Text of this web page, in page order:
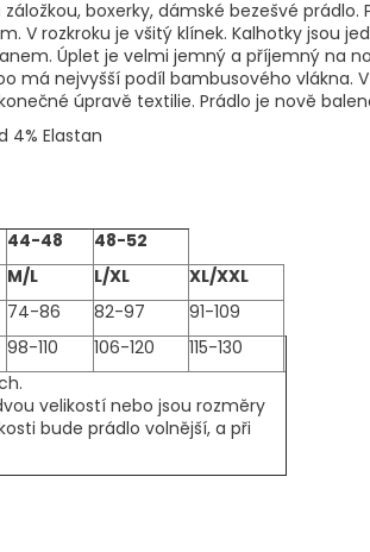
boxerky, dámské bezešvé
V rozkroku je všitý klínek. Kalhotky jsou
Úplet je velmi jemný a příjemný na
má nejvyšší podíl bambusového
úpravě textilie. Prádlo je nově
4% Elastan
44-48
48-52
M/L L/XL
XL/XXL
74-86 82-97
91-109
98-110 106-120
115-130
velikostí nebo jsou rozměry
bude prádlo volnější, a při